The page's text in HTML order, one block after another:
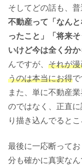
そしてどの話も、
不動産って「なん
ったこと」「将来
いけど今は全く分
んですが、 それが
うのは本当にお得で
また、単に不動産
のではなく、正直
り描き込んでると
最後に一応断って
分も確かに真実なん